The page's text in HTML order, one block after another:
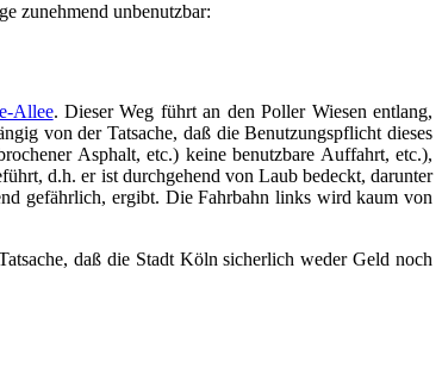
zunehmend unbenutzbar:
Allee. Dieser Weg führt an den Poller Wiesen entlang,
von der Tatsache, daß die Benutzungspflicht dieses
Asphalt, etc.) keine benutzbare Auffahrt, etc.),
d.h. er ist durchgehend von Laub bedeckt, darunter
gefährlich, ergibt. Die Fahrbahn links wird kaum von
daß die Stadt Köln sicherlich weder Geld noch